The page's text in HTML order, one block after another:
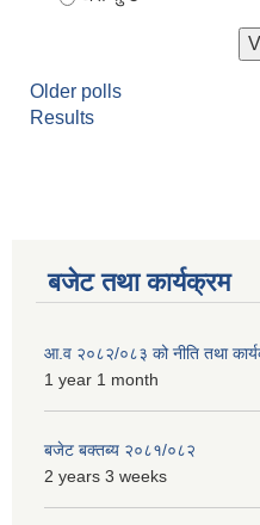
Older polls
Results
बजेट तथा कार्यक्रम
आ.व २०८२/०८३ को नीति तथा
1 year 1 month
बजेट बक्तब्य २०८१/०८२
2 years 3 weeks